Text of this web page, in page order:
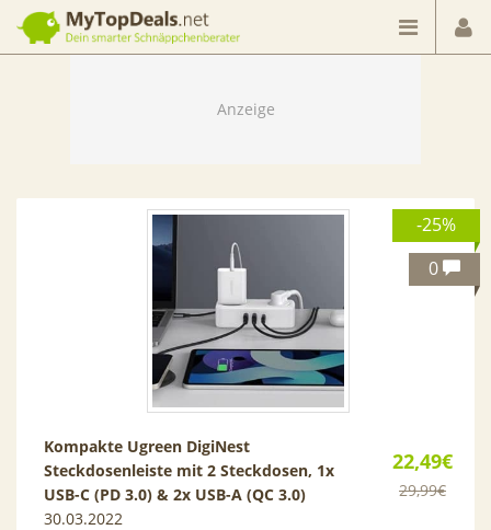
Dein smarter Schnäppchenberater
-25%
0
22,49€
29,99€
Kompakte Ugreen DigiNest
Steckdosenleiste mit 2 Steckdosen, 1x
USB-C (PD 3.0) & 2x USB-A (QC 3.0)
30.03.2022